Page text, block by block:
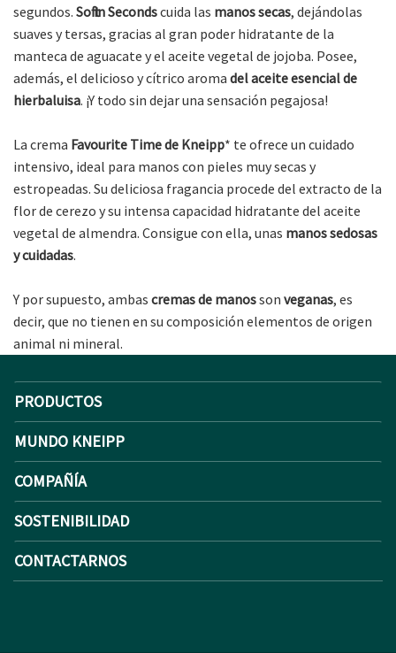
segundos. Soft in Secondscuida las manos secas, dejándolas
suaves y tersas, gracias al gran poder hidratante de la
manteca de aguacate y el aceite vegetal de jojoba. Posee,
además, el delicioso y cítrico aroma del aceite esencial de
hierbaluisa. ¡Y todo sin dejar una sensación pegajosa!
La crema Favourite Time de Kneipp* te ofrece un cuidado
intensivo, ideal para manos con pieles muy secas y
estropeadas. Su deliciosa fragancia procede del extracto de la
flor de cerezo y su intensa capacidad hidratante del aceite
vegetal de almendra. Consigue con ella, unas manos sedosas
y cuidadas.
Y por supuesto, ambas cremas de manosson veganas, es
decir, que no tienen en su composición elementos de origen
animal ni mineral.
PRODUCTOS
MUNDO KNEIPP
COMPAÑÍA
SOSTENIBILIDAD
CONTACTARNOS